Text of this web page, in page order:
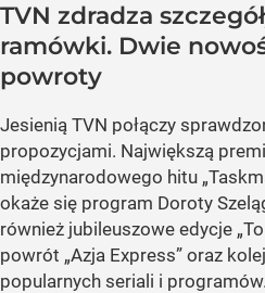
TVN zdradza
ramówki. Dwie
powroty
Jesienią TVN połączy
propozycjami. Największą
międzynarodowego hitu
okaże się program Doroty
również jubileuszowe edycje
powrót „Azja Express” oraz
popularnych seriali i programów.